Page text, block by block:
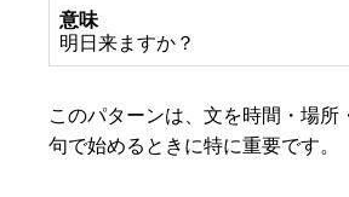
明日来ますか？
このパターンは、文を時間・場所
句で始めるときに特に重要です。